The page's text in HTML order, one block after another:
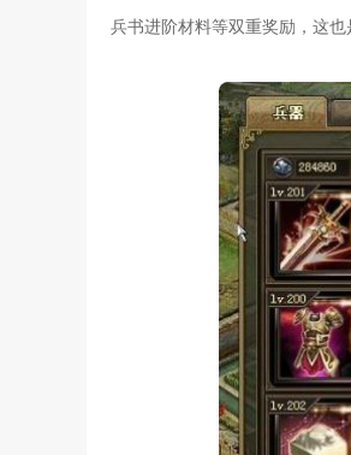
兵书进阶材料等双重奖励，这也